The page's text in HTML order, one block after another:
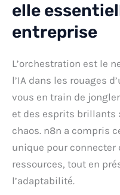
elle
entreprise
L’orchestration est le
l’IA dans les rouages
vous en train de
et des esprits brillants :
chaos. n8n a compris
unique pour connecter
ressources, tout en
l’adaptabilité.